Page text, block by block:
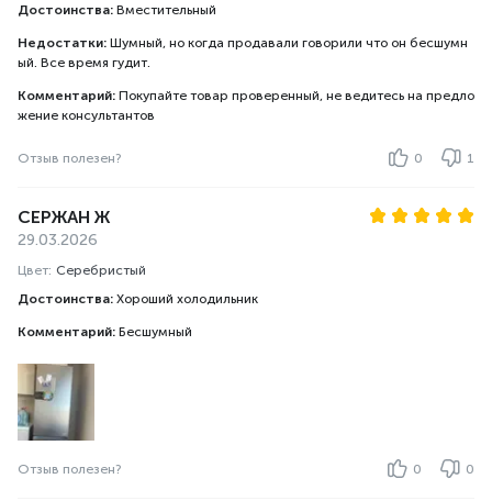
Достоинства: Вместительный
Недостатки: Шумный, но когда продавали говорили что он бесшумн
ый. Все время гудит.
Комментарий: Покупайте товар проверенный, не ведитесь на предло
жение консультантов
Отзыв полезен? 0 1
СЕРЖАН Ж
29.03.2026
Цвет: Серебристый
Достоинства: Хороший холодильник
Комментарий: Бесшумный
Отзыв полезен? 0 0